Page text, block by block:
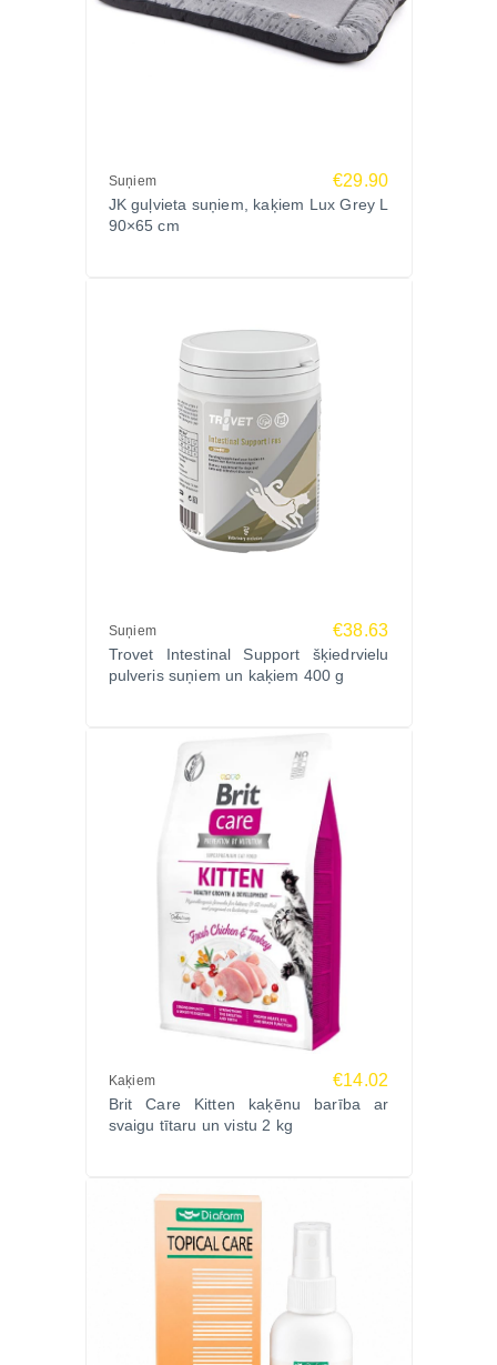
Suņiem €29.90
JK guļvieta suņiem, kaķiem Lux Grey L
90×65 cm
Suņiem €38.63
Trovet Intestinal Support šķiedrvielu
pulveris suņiem un kaķiem 400 g
Kaķiem €14.02
Brit Care Kitten kaķēnu barība ar
svaigu tītaru un vistu 2 kg